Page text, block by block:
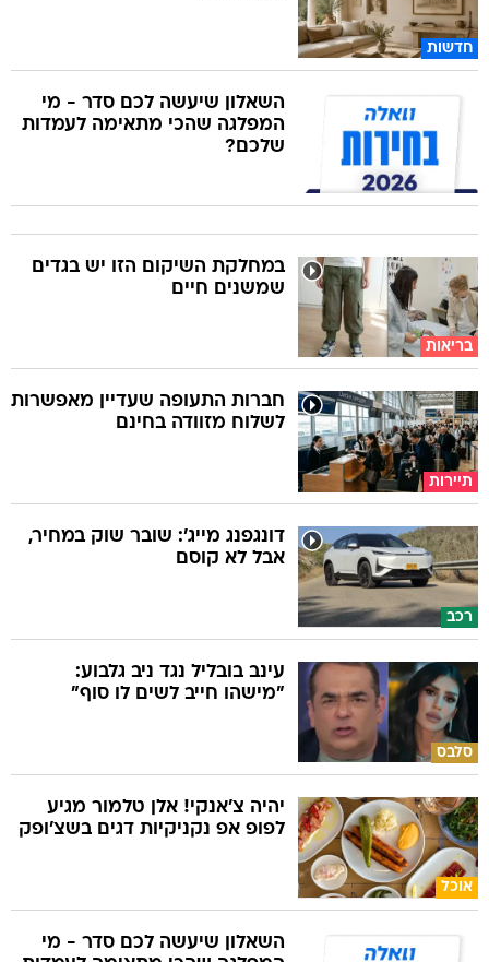
חדשות
השאלון שיעשה לכם סדר - מי
המפלגה שהכי מתאימה לעמדות
שלכם?
בריאות
במחלקת השיקום הזו יש בגדים
שמשנים חיים
תיירות
חברות התעופה שעדיין מאפשרות
לשלוח מזוודה בחינם
רכב
דונגפנג מייג': שובר שוק במחיר,
אבל לא קוסם
סלבס
עינב בובליל נגד ניב גלבוע:
"מישהו חייב לשים לו סוף"
אוכל
יהיה צ'אנקי! אלן טלמור מגיע
לפופ אפ נקניקיות דגים בשצ'ופק
השאלון שיעשה לכם סדר - מי